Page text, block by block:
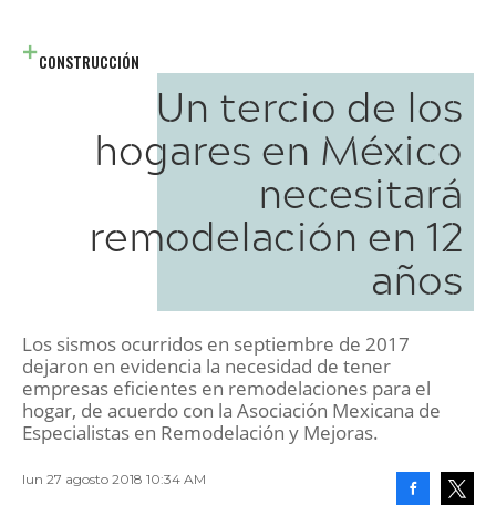
CONSTRUCCIÓN
Un tercio de los
hogares en México
necesitará
remodelación en 12
años
Los sismos ocurridos en septiembre de 2017
dejaron en evidencia la necesidad de tener
empresas eficientes en remodelaciones para el
hogar, de acuerdo con la Asociación Mexicana de
Especialistas en Remodelación y Mejoras.
lun 27 agosto 2018 10:34 AM